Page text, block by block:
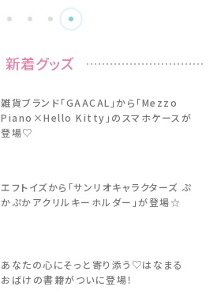
新着グッズ
雑貨ブランド「GAACAL」から「Mezzo
Piano×Hello Kitty」のスマホケースが
登場♡
エフトイズから「サンリオキャラクターズ ぷ
かぷかアクリルキーホルダー」が登場☆
あなたの心にそっと寄り添う♡はなまる
おばけの書籍がついに登場！